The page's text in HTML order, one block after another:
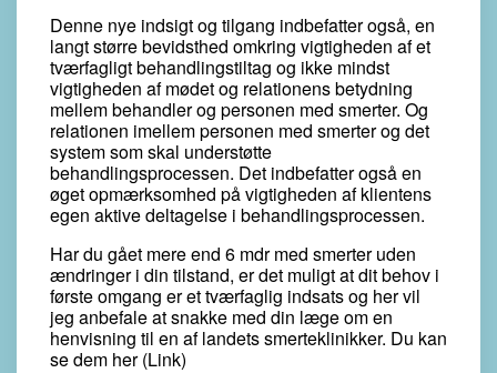
Denne nye indsigt og tilgang indbefatter også, en
langt større bevidsthed omkring vigtigheden af et
tværfagligt behandlingstiltag og ikke mindst
vigtigheden af mødet og relationens betydning
mellem behandler og personen med smerter. Og
relationen imellem personen med smerter og det
system som skal understøtte
behandlingsprocessen. Det indbefatter også en
øget opmærksomhed på vigtigheden af klientens
egen aktive deltagelse i behandlingsprocessen.
Har du gået mere end 6 mdr med smerter uden
ændringer i din tilstand, er det muligt at dit behov i
første omgang er et tværfaglig indsats og her vil
jeg anbefale at snakke med din læge om en
henvisning til en af landets smerteklinikker. Du kan
se dem her (Link)